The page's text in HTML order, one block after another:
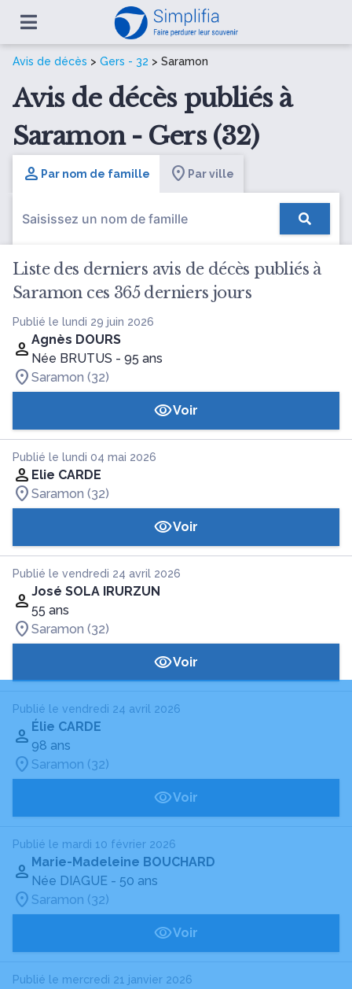
Avis de décès > Gers - 32 > Saramon
Avis de décès publiés à
Saramon - Gers (32)
Par nom de famille Par ville
Liste des derniers avis de décès publiés à
Saramon ces 365 derniers jours
Publié le lundi 29 juin 2026
Agnès DOURS
Née BRUTUS - 95 ans
Saramon (32)
Voir
Publié le lundi 04 mai 2026
Elie CARDE
Saramon (32)
Voir
Publié le vendredi 24 avril 2026
José SOLA IRURZUN
55 ans
Saramon (32)
Voir
Publié le vendredi 24 avril 2026
Élie CARDE
98 ans
Saramon (32)
Voir
Publié le mardi 10 février 2026
Marie-Madeleine BOUCHARD
Née DIAGUE - 50 ans
Saramon (32)
Voir
Publié le mercredi 21 janvier 2026